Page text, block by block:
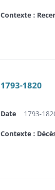
Contexte :
1793-1820
Date 1793-
Contexte :